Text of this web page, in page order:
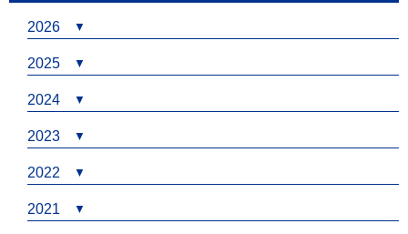
2026
2025
2024
2023
2022
2021